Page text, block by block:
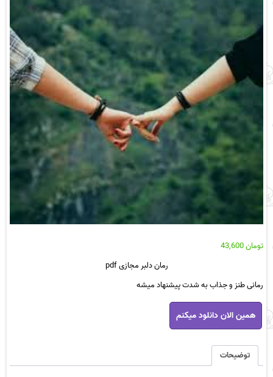
تومان43,600
رمان دلبر مجازیpdf
رمانی طنز و جذاب به شدت پیشنهاد میشه
رمان
دلبر
مجازی
عدد
همین الان دانلود میکنم
توضیحات